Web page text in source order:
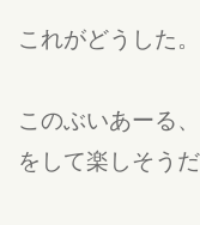
これがどうした。
このぶいあーる
をして楽しそうだ